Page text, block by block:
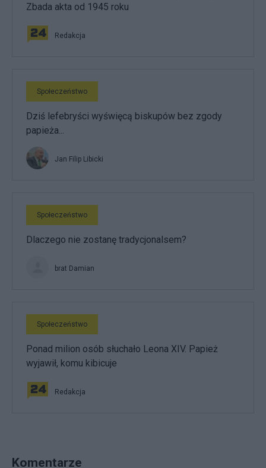
Zbada akta od 1945 roku
Redakcja
Społeczeństwo
Dziś lefebryści wyświęcą biskupów bez zgody
papieża...
Jan Filip Libicki
Społeczeństwo
Dlaczego nie zostanę tradycjonalsem?
brat Damian
Społeczeństwo
Ponad milion osób słuchało Leona XIV. Papież
wyjawił, komu kibicuje
Redakcja
Komentarze